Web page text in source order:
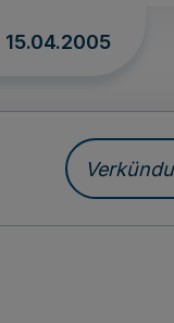
15.04.2005